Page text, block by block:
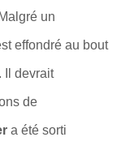
un
effondré au bout
Il devrait
de
a été sorti